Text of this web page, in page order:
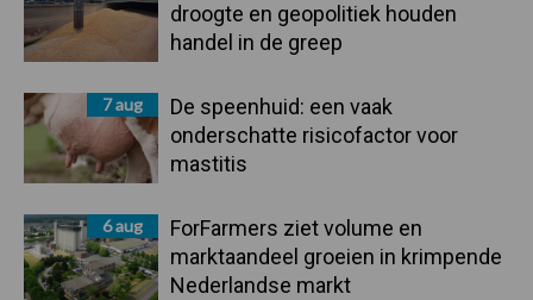
droogte en geopolitiek houden
handel in de greep
7 aug
De speenhuid: een vaak
onderschatte risicofactor voor
mastitis
6 aug
ForFarmers ziet volume en
marktaandeel groeien in krimpende
Nederlandse markt